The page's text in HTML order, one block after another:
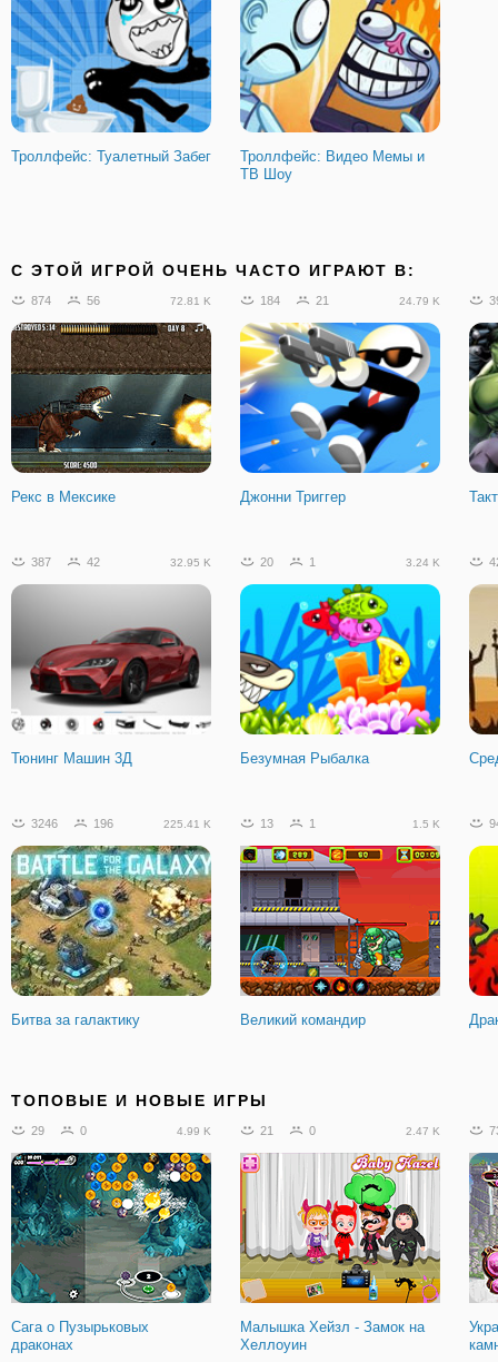
Троллфейс: Туалетный Забег
Троллфейс: Видео Мемы и
ТВ Шоу
C ЭТОЙ ИГРОЙ ОЧЕНЬ ЧАСТО ИГРАЮТ В:
874 56 72.81 K
Рекс в Мексике
184 21 24.79 K
Джонни Триггер
387 42 32.95 K
Тюнинг Машин 3Д
20 1 3.24 K
Безумная Рыбалка
3246 196 225.41 K
Битва за галактику
13 1 1.5 K
Великий командир
Малышка Хейзел: Тыквенная
Вечеринка
Футбольные головы: Арена
для звезд
18
ТОПОВЫЕ И НОВЫЕ ИГРЫ
29 0 4.99 K
Сага о Пузырьковых
драконах
21 0 2.47 K
Малышка Хейзл - Замок на
Хеллоуин